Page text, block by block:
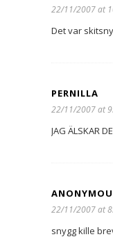
22/11/2007 at
Det var
PERNILLA
22/11/2007 at
JAG ÄLSKAR
22/11/2007 at
snygg kille